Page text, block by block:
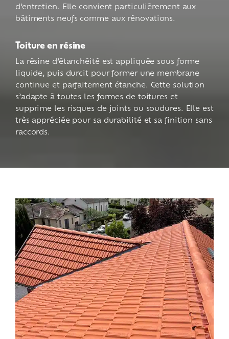
d’entretien. Elle convient particulièrement aux
bâtiments neufs comme aux rénovations.
Toiture en résine
La résine d’étanchéité est appliquée sous forme
liquide, puis durcit pour former une membrane
continue et parfaitement étanche. Cette solution
s’adapte à toutes les formes de toitures et
supprime les risques de joints ou soudures. Elle est
très appréciée pour sa durabilité et sa finition sans
raccords.